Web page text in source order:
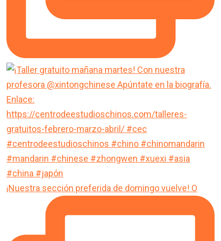
¡Nuestra sección preferida de domingo vuelve! O